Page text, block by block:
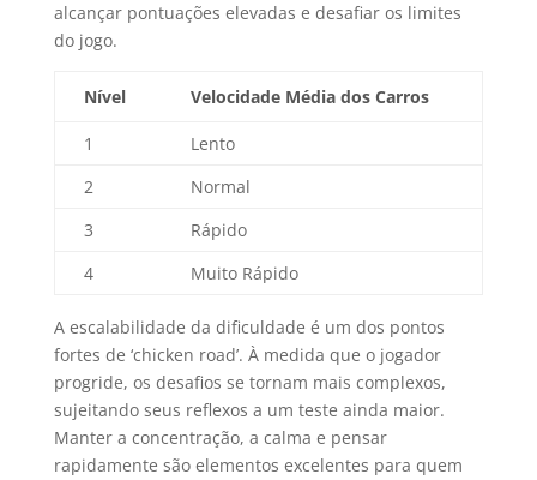
alcançar pontuações elevadas e desafiar os limites
do jogo.
Nível Velocidade Média dos Carros
1
Lento
2
Normal
3
Rápido
4
Muito Rápido
A escalabilidade da dificuldade é um dos pontos
fortes de ‘chicken road’. À medida que o jogador
progride, os desafios se tornam mais complexos,
sujeitando seus reflexos a um teste ainda maior.
Manter a concentração, a calma e pensar
rapidamente são elementos excelentes para quem